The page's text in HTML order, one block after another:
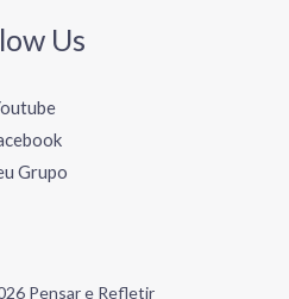
Us
Grupo
Pensar e Refletir